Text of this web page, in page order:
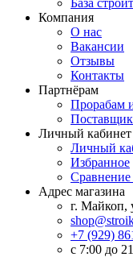
Компания
О нас
Вакансии
Отзывы
Контакты
Партнёрам
Прорабам
Личный кабинет
Личный
Избранное
Сравнение
Адрес магазина
г. Майкоп,
+7 (929)
с 7:00 до